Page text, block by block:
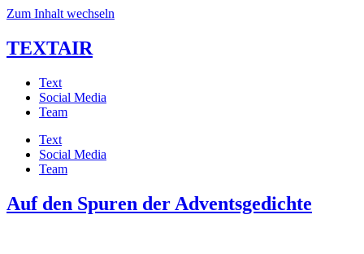
Zum Inhalt wechseln
TEXTAIR
Text
Social Media
Team
Text
Social Media
Team
Auf den Spuren der Adventsgedichte